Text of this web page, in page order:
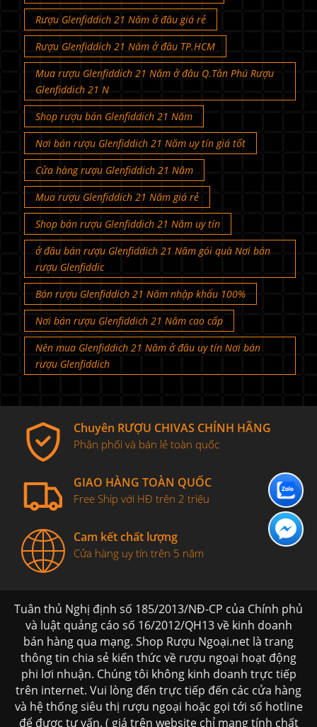
Rượu Glenfiddich 21 Năm ở đâu giá rẻ
Rượu Glenfiddich 21 Năm ở đâu TP.HCM
Mua rượu Glenfiddich 21 Năm ở đâu Q.Tân Phú Rượu
Glenfiddich 21 N
Shop rượu bán Glenfiddich 21 Năm
Nơi bán rượu Glenfiddich 21 Năm uy tín giá tốt
Cửa hàng rượu Glenfiddich 21 Năm
Mua rượu Glenfiddich 21 Năm giá rẻ
Shop bán rượu Glenfiddich 21 Năm uy tín
ở đâu bán rượu Glenfiddich 21 Năm gói quà Nơi bán
rượu Glenfiddic
Bán rượu Glenfiddich 21 Năm nhập khẩu 100%
Nơi bán rượu Glenfiddich 21 Năm cao cấp
Nên mua Glenfiddich 21 Năm ở đâu uy tín Nơi bán
rượu Glenfiddich
Chuyên RƯỢU CHIVAS CHÍNH HÃNG
Phân phối và bán lẻ toàn quốc
GIAO HÀNG TOÀN QUỐC
Free Ship với HĐ trên 2 triệu
Cam kết chất lượng
Cửa hàng uy tín trên 5 năm
Tuân thủ Nghị định số 185/2013/NĐ-CP của Chính phủ
và luật quảng cáo số 16/2012/QH13 về kinh doanh
bán hàng qua mạng. Shop Rượu Ngoại.net là trang
thông tin chia sẻ kiến thức về rượu ngoại hoạt động
phi lơi nhuận. Chúng tôi không kinh doanh trực tiếp
trên internet. Vui lòng đến trực tiếp đến các cửa hàng
và hệ thống siêu thị rượu ngoại hoặc gọi tới số hotline
để được tư vấn. ( giá trên website chỉ mang tính chất